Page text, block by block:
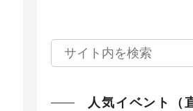
人気イベント（